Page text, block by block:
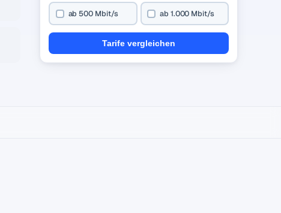
ab 500 Mbit/s ab 1.000 Mbit/s
Tarife vergleichen